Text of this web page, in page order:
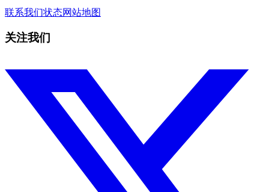
联系我们状态网站地图
关注我们